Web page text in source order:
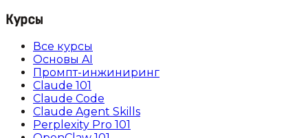
Курсы
Все курсы
Основы AI
Промпт-инжиниринг
Claude 101
Claude Code
Claude Agent Skills
Perplexity Pro 101